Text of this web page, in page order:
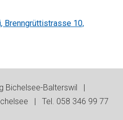
Brenngrüttistrasse 10,
Bichelsee-Balterswil |
| Tel. 058 346 99 77